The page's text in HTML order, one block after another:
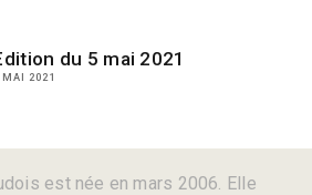
du 5 mai 2021
MAI 2021
est née en mars 2006. Elle